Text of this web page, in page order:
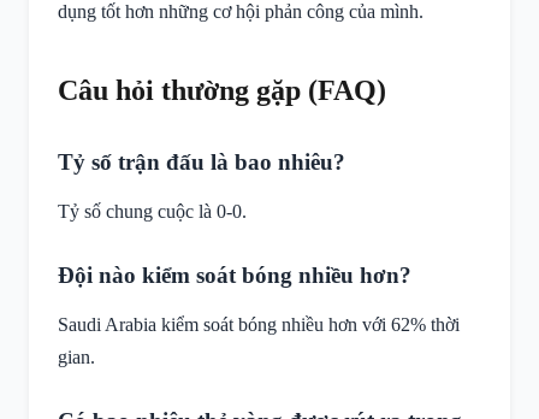
dụng tốt hơn những cơ hội phản công của mình.
Câu hỏi thường gặp (FAQ)
Tỷ số trận đấu là bao nhiêu?
Tỷ số chung cuộc là 0-0.
Đội nào kiểm soát bóng nhiều hơn?
Saudi Arabia kiểm soát bóng nhiều hơn với 62% thời
gian.